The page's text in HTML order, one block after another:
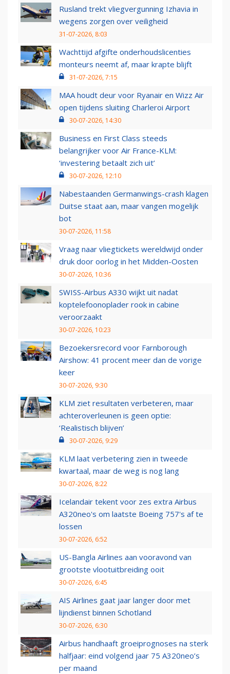
Rusland trekt vliegvergunning Izhavia in
wegens zorgen over veiligheid
31-07-2026, 8:03
Wachttijd afgifte onderhoudslicenties
monteurs neemt af, maar krapte blijft
31-07-2026, 7:15
MAA houdt deur voor Ryanair en Wizz Air
open tijdens sluiting Charleroi Airport
30-07-2026, 14:30
Business en First Class steeds
belangrijker voor Air France-KLM:
‘investering betaalt zich uit’
30-07-2026, 12:10
Nabestaanden Germanwings-crash klagen
Duitse staat aan, maar vangen mogelijk
bot
30-07-2026, 11:58
Vraag naar vliegtickets wereldwijd onder
druk door oorlog in het Midden-Oosten
30-07-2026, 10:36
SWISS-Airbus A330 wijkt uit nadat
koptelefoonoplader rook in cabine
veroorzaakt
30-07-2026, 10:23
Bezoekersrecord voor Farnborough
Airshow: 41 procent meer dan de vorige
keer
30-07-2026, 9:30
KLM ziet resultaten verbeteren, maar
achteroverleunen is geen optie:
‘Realistisch blijven’
30-07-2026, 9:29
KLM laat verbetering zien in tweede
kwartaal, maar de weg is nog lang
30-07-2026, 8:22
Icelandair tekent voor zes extra Airbus
A320neo's om laatste Boeing 757's af te
lossen
30-07-2026, 6:52
US-Bangla Airlines aan vooravond van
grootste vlootuitbreiding ooit
30-07-2026, 6:45
AIS Airlines gaat jaar langer door met
lijndienst binnen Schotland
30-07-2026, 6:30
Airbus handhaaft groeiprognoses na sterk
halfjaar: eind volgend jaar 75 A320neo’s
per maand